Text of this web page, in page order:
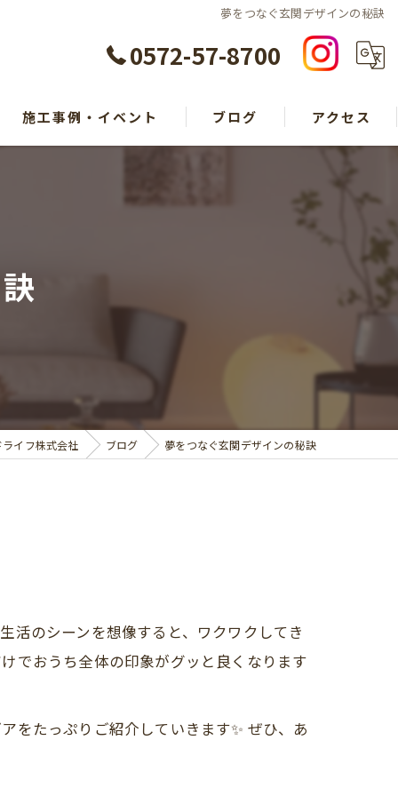
夢をつなぐ玄関デザインの秘訣
0572-57-8700
施工事例・イベント ブログ アクセス
イフ株式会社 ブログ 夢をつなぐ玄関デザインの秘訣
活のシーンを想像すると、ワクワクしてき
でおうち全体の印象がグッと良くなります
をたっぷりご紹介していきます✨ ぜひ、あ